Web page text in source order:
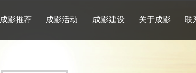
成影推荐 成影活动 成影建设 关于成影 联